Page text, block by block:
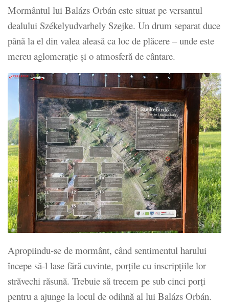
Mormântul lui Balázs Orbán este situat pe versantul
dealului Székelyudvarhely Szejke. Un drum separat duce
până la el din valea aleasă ca loc de plăcere – unde este
mereu aglomerație și o atmosferă de cântare.
Apropiindu-se de mormânt, când sentimentul harului
începe să-l lase fără cuvinte, porțile cu inscripțiile lor
străvechi răsună. Trebuie să trecem pe sub cinci porți
pentru a ajunge la locul de odihnă al lui Balázs Orbán.